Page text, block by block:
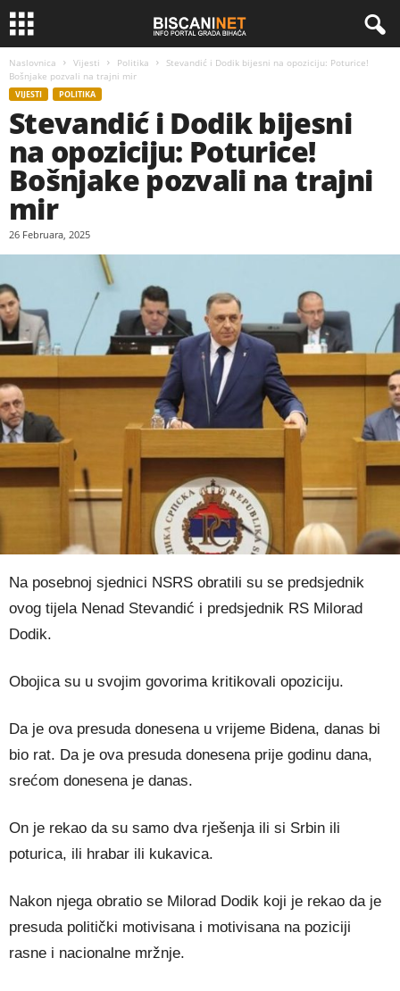
Naslovnica Vijesti Politika
Stevandić i Dodik bijesni na opoziciju: Poturice!
Bošnjake pozvali na trajni mir
VIJESTI POLITIKA
Stevandić i Dodik bijesni
na opoziciju: Poturice!
Bošnjake pozvali na trajni
mir
26 Februara, 2025
Na posebnoj sjednici NSRS obratili su se predsjednik
ovog tijela Nenad Stevandić i predsjednik RS Milorad
Dodik.
Obojica su u svojim govorima kritikovali opoziciju.
Da je ova presuda donesena u vrijeme Bidena, danas bi
bio rat. Da je ova presuda donesena prije godinu dana,
srećom donesena je danas.
On je rekao da su samo dva rješenja ili si Srbin ili
poturica, ili hrabar ili kukavica.
Nakon njega obratio se Milorad Dodik koji je rekao da je
presuda politički motivisana i motivisana na poziciji
rasne i nacionalne mržnje.